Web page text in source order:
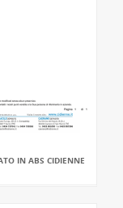
IN ABS CIDIENNE